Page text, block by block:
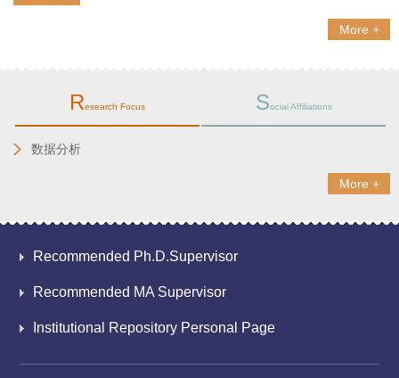
More +
Research Focus Social Affiliations
数据分析
More +
Recommended Ph.D.Supervisor
Recommended MA Supervisor
Institutional Repository Personal Page